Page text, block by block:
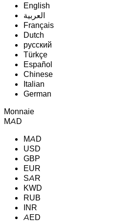
English
‏العربية‏
Français
Dutch
русский
Türkçe
Español
Chinese
Italian
German
Monnaie
MAD
MAD
USD
GBP
EUR
SAR
KWD
RUB
INR
AED